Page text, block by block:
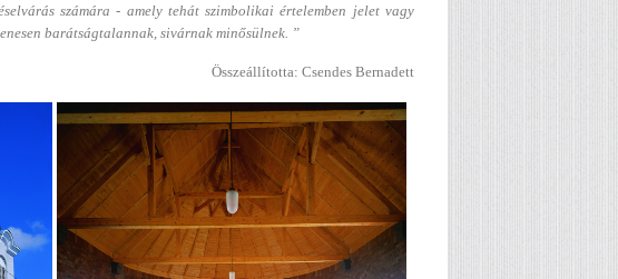
számára - amely tehát szimbolikai értelemben jelet vagy
barátságtalannak, sivárnak minősülnek. ”
Összeállította: Csendes Bernadett